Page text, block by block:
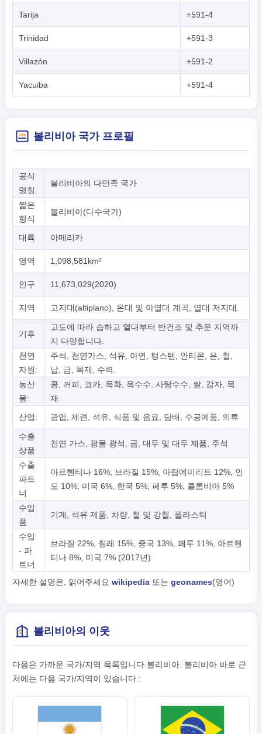
Tarija +591-4
Trinidad +591-3
Villazón +591-2
Yacuiba +591-4
볼리비아 국가 프로필
공식
명칭
볼리비아의 다민족 국가
짧은
형식
볼리비아(다수국가)
대륙 아메리카
영역 1,098,581km²
인구 11,673,029(2020)
지역 고지대(altiplano), 온대 및 아열대 계곡, 열대 저지대.
기후
고도에 따라 습하고 열대부터 반건조 및 추운 지역까
지 다양합니다.
천연
자원:
주석, 천연가스, 석유, 아연, 텅스텐, 안티몬, 은, 철,
납, 금, 목재, 수력.
농산
물:
콩, 커피, 코카, 목화, 옥수수, 사탕수수, 쌀, 감자, 목
재.
산업:
광업, 제련, 석유, 식품 및 음료, 담배, 수공예품, 의류
수출
상품
천연 가스, 광물 광석, 금, 대두 및 대두 제품, 주석
수출
파트
너
아르헨티나 16%, 브라질 15%, 아랍에미리트 12%, 인
도 10%, 미국 6%, 한국 5%, 페루 5%, 콜롬비아 5%
수입
품
기계, 석유 제품, 차량, 철 및 강철, 플라스틱
수입
- 파
트너
브라질 22%, 칠레 15%, 중국 13%, 페루 11%, 아르헨
티나 8%, 미국 7% (2017년)
자세한 설명은, 읽어주세요 wikipedia또는 geonames(영어)
볼리비아의 이웃
다음은 가까운 국가/지역 목록입니다.볼리비아. 볼리비아 바로 근
처에는 다음 국가/지역이 있습니다.: